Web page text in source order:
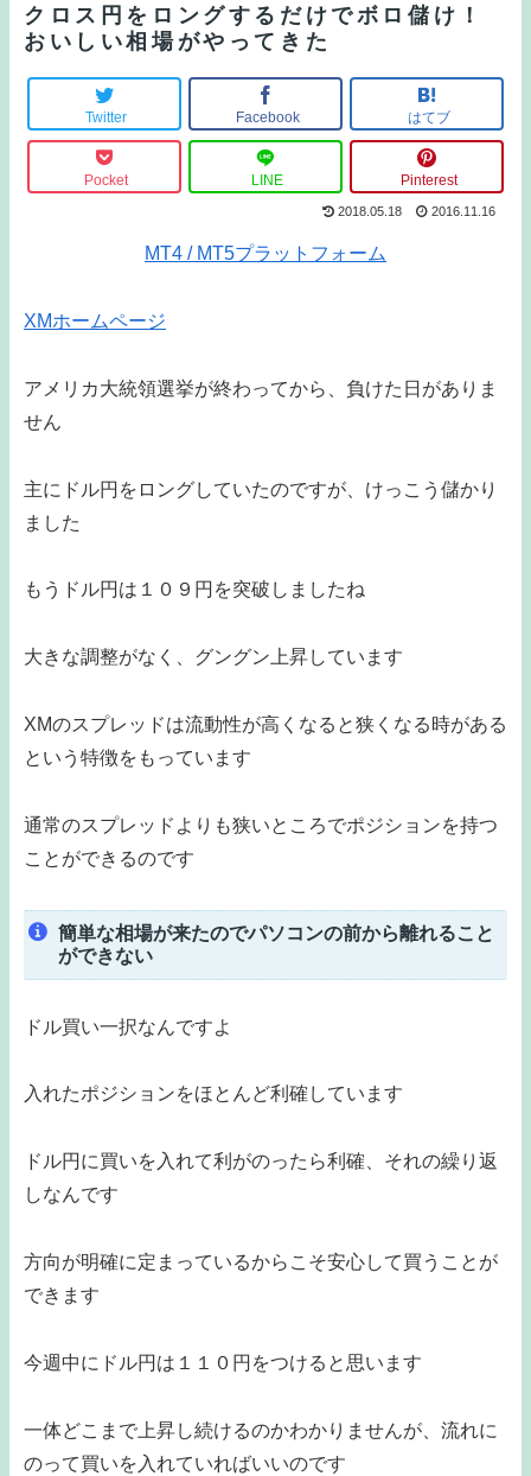
クロス円をロングするだけでボロ儲け！
おいしい相場がやってきた
Twitter Facebook はてブ
Pocket LINE Pinterest
2018.05.18 2016.11.16
MT4 / MT5プラットフォーム
XMホームページ
アメリカ大統領選挙が終わってから、負けた日がありま
せん
主にドル円をロングしていたのですが、けっこう儲かり
ました
もうドル円は１０９円を突破しましたね
大きな調整がなく、グングン上昇しています
XMのスプレッドは流動性が高くなると狭くなる時がある
という特徴をもっています
通常のスプレッドよりも狭いところでポジションを持つ
ことができるのです
簡単な相場が来たのでパソコンの前から離れること
ができない
ドル買い一択なんですよ
入れたポジションをほとんど利確しています
ドル円に買いを入れて利がのったら利確、それの繰り返
しなんです
方向が明確に定まっているからこそ安心して買うことが
できます
今週中にドル円は１１０円をつけると思います
一体どこまで上昇し続けるのかわかりませんが、流れに
のって買いを入れていればいいのです